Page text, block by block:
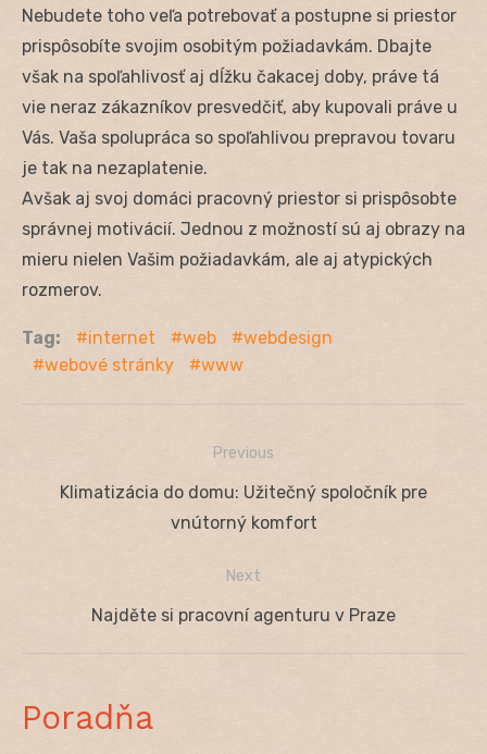
Nebudete toho veľa potrebovať a postupne si priestor
prispôsobíte svojim osobitým požiadavkám. Dbajte
však na spoľahlivosť aj dĺžku čakacej doby, práve tá
vie neraz zákazníkov presvedčiť, aby kupovali práve u
Vás. Vaša spolupráca so spoľahlivou prepravou tovaru
je tak na nezaplatenie.
Avšak aj svoj domáci pracovný priestor si prispôsobte
správnej motivácií. Jednou z možností sú aj obrazy na
mieru nielen Vašim požiadavkám, ale aj atypických
rozmerov.
Tag: internet web
webdesign
webové stránky
www
Navigácia
Previous
Previous
Klimatizácia do domu: Užitečný spoločník pre
vnútorný komfort
Next
Next
Najděte si pracovní agenturu v Praze
Poradňa